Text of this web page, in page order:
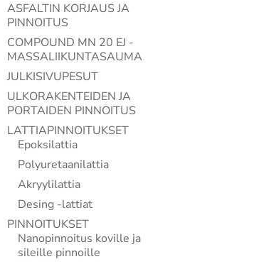
ASFALTIN KORJAUS JA
PINNOITUS
COMPOUND MN 20 EJ -
MASSALIIKUNTASAUMA
JULKISIVUPESUT
ULKORAKENTEIDEN JA
PORTAIDEN PINNOITUS
LATTIAPINNOITUKSET
Epoksilattia
Polyuretaanilattia
Akryylilattia
Desing -lattiat
PINNOITUKSET
Nanopinnoitus koville ja
sileille pinnoille